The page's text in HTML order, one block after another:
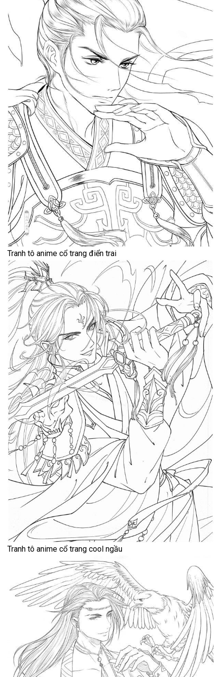
Tranh tô anime cổ trang điển trai
Tranh tô anime cổ trang cool ngầu